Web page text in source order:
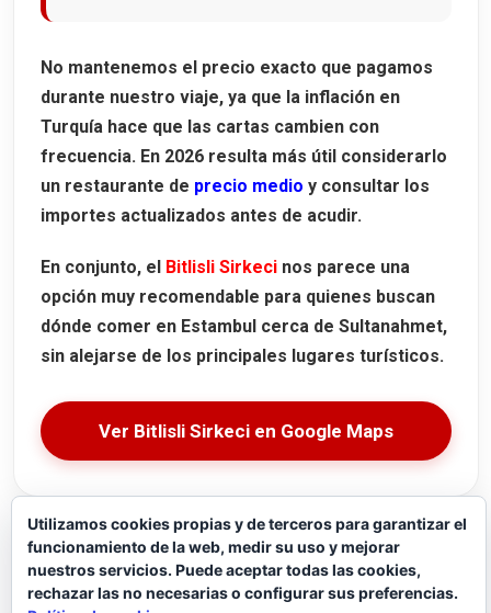
No mantenemos el precio exacto que pagamos
durante nuestro viaje, ya que la inflación en
Turquía hace que las cartas cambien con
frecuencia. En 2026 resulta más útil considerarlo
un restaurante de precio medio y consultar los
importes actualizados antes de acudir.
En conjunto, el Bitlisli Sirkeci nos parece una
opción muy recomendable para quienes buscan
dónde comer en Estambul cerca de Sultanahmet,
sin alejarse de los principales lugares turísticos.
Ver Bitlisli Sirkeci en Google Maps
Utilizamos cookies propias y de terceros para garantizar el
funcionamiento de la web, medir su uso y mejorar
nuestros servicios. Puede aceptar todas las cookies,
rechazar las no necesarias o configurar sus preferencias.